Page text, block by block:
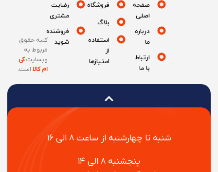
شنبه تا چهارشنبه از ساعت ۸ الی ۱۶
پنجشنبه ۸ الی ۱۴
صفحه
درباره
ارتباط
فروشگاه
بلاگ
استفاده
امتیازها
رضایت
مشتری
فروشنده
شوید
کلیه حقوق
مربوط به
وبسایتکی
ام کالااست.